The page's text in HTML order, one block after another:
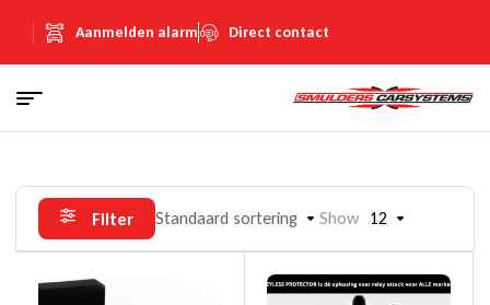
Aanmelden alarm Direct contact
Filter Standaard sortering Show 12